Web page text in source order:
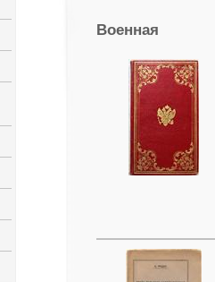
Военная